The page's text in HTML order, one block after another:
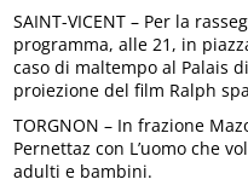
SAINT-VICENT – Per la
programma, alle 21, in
caso di maltempo al Palais
proiezione del film Ralph
TORGNON – In frazione
Pernettaz con L’uomo che
adulti e bambini.